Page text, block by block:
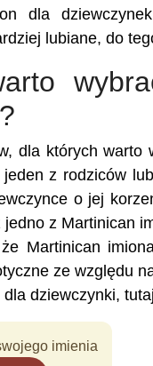
dla
lubiane, do
dla których
z rodziców
o jej
z Martinican
Martinican
ze względu
dziewczynki,
imienia